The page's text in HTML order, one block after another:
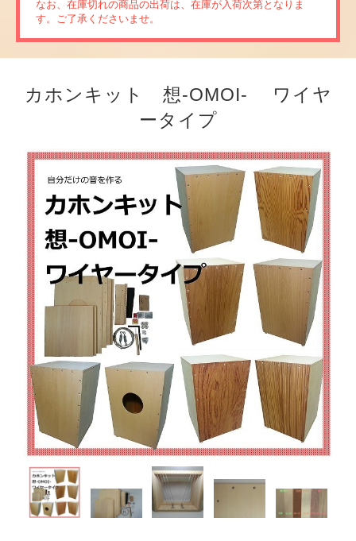
なお、在庫切れの商品の出荷は、在庫が入荷次第となりま
す。ご了承くださいませ。
カホンキット 想-OMOI- ワイヤ
ータイプ